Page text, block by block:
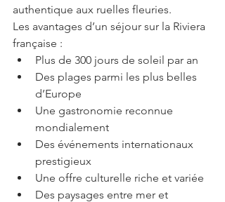
authentique aux ruelles fleuries.
Les avantages d’un séjour sur la Riviera
française :
Plus de 300 jours de soleil par an
Des plages parmi les plus belles
d’Europe
Une gastronomie reconnue
mondialement
Des événements internationaux
prestigieux
Une offre culturelle riche et variée
Des paysages entre mer et